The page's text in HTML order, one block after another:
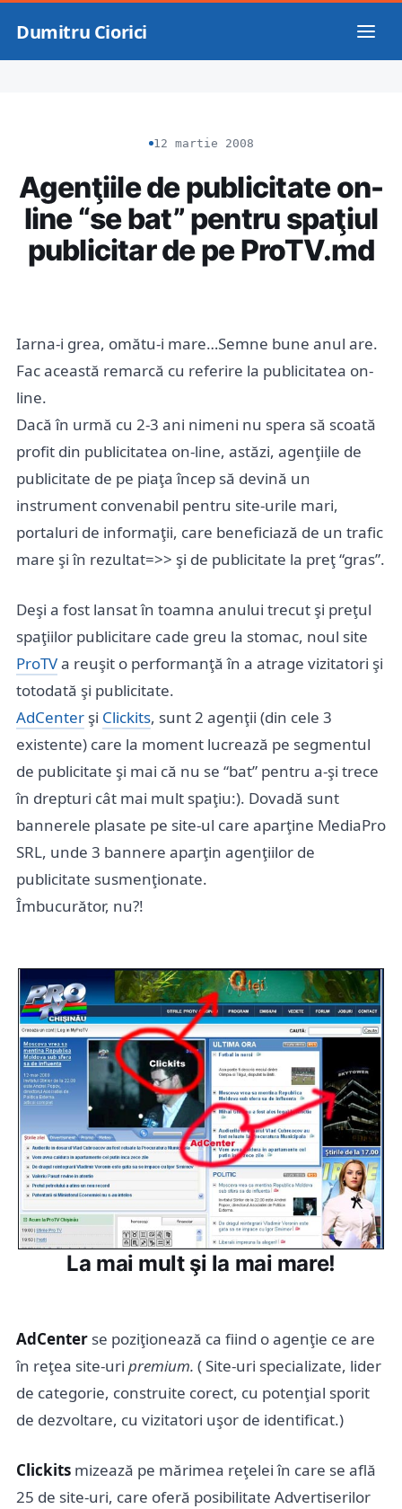
Dumitru Ciorici
12 martie 2008
Agenţiile de publicitate on-
line “se bat” pentru spaţiul
publicitar de pe ProTV.md
Iarna-i grea, omătu-i mare…Semne bune anul are.
Fac această remarcă cu referire la publicitatea on-
line.
Dacă în urmă cu 2-3 ani nimeni nu spera să scoată
profit din publicitatea on-line, astăzi, agenţiile de
publicitate de pe piaţa încep să devină un
instrument convenabil pentru site-urile mari,
portaluri de informaţii, care beneficiază de un trafic
mare şi în rezultat=>> şi de publicitate la preţ “gras”.
Deşi a fost lansat în toamna anului trecut şi preţul
spaţiilor publicitare cade greu la stomac, noul site
ProTVa reuşit o performanţă în a atrage vizitatori şi
totodată şi publicitate.
AdCenter şi Clickits, sunt 2 agenţii (din cele 3
existente) care la moment lucrează pe segmentul
de publicitate şi mai că nu se “bat” pentru a-şi trece
în drepturi cât mai mult spaţiu:). Dovadă sunt
bannerele plasate pe site-ul care aparţine MediaPro
SRL, unde 3 bannere aparţin agenţiilor de
publicitate susmenţionate.
Îmbucurător, nu?!
La mai mult şi la mai mare!
AdCenter se poziţionează ca fiind o agenţie ce are
în reţea site-uri premium. ( Site-uri specializate, lider
de categorie, construite corect, cu potenţial sporit
de dezvoltare, cu vizitatori uşor de identificat.)
Clickits mizează pe mărimea reţelei în care se află
25 de site-uri, care oferă posibilitate Advertiserilor